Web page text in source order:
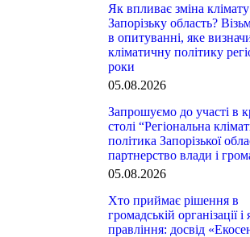
Як впливає зміна
Запорізьку область?
в опитуванні, яке
кліматичну політику
роки
05.08.2026
Запрошуємо до участі в
столі “Регіональна
політика Запорізької
партнерство влади і
05.08.2026
Хто приймає рішення в
громадській організації
правління: досвід